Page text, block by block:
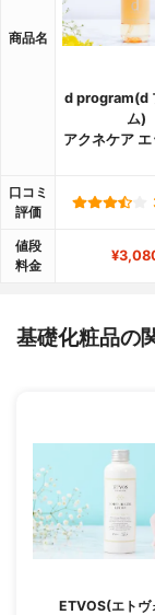
商品名
d program(d
ム)
アクネケア
口コミ
評価
値段
料金
基礎化粧品の
ETVOS(エトヴ